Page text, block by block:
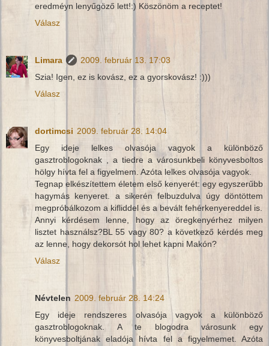
eredméyn lenyűgöző lett!:) Köszönöm a receptet!
Válasz
Limara
2009. február 13. 17:03
Szia! Igen, ez is kovász, ez a gyorskovász! :)))
Válasz
dortimcsi 2009. február 28. 14:04
Egy ideje lelkes olvasója vagyok a különböző
gasztroblogoknak , a tiedre a városunkbeli könyvesboltos
hölgy hívta fel a figyelmem. Azóta lelkes olvasója vagyok.
Tegnap elkészítettem életem első kenyerét: egy egyszerűbb
hagymás kenyeret. a sikerén felbuzdulva úgy döntöttem
megpróbálkozom a kifliddel és a bevált fehérkenyereddel is.
Annyi kérdésem lenne, hogy az öregkenyérhez milyen
lisztet használsz?BL 55 vagy 80? a következő kérdés meg
az lenne, hogy dekorsót hol lehet kapni Makón?
Válasz
Névtelen 2009. február 28. 14:24
Egy ideje rendszeres olvasója vagyok a különböző
gasztroblogoknak. A te blogodra városunk egy
könyvesboltjának eladója hívta fel a figyelmemet. Azóta